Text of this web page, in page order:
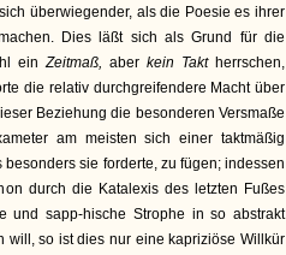
überwiegender, als die Poesie es ihrer
Dies läßt sich als Grund für die
einZeitmaß, aber kein Takt herrschen,
die relativ durchgreifendere Macht über
Beziehung die besonderen Versmaße
am meisten sich einer taktmäßig
sie forderte, zu fügen; indessen
durch die Katalexis des letzten Fußes
und sapp-hische Strophe in so abstrakt
will, so ist dies nur eine kapriziöse Willkür